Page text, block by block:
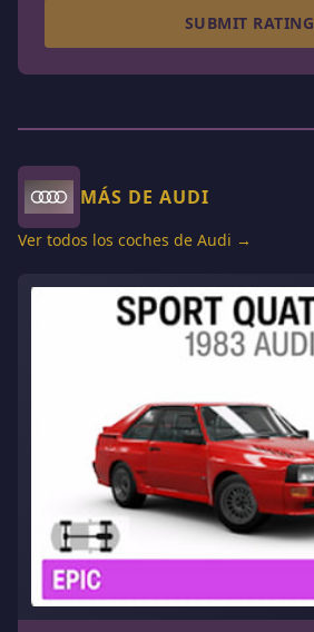
SUBMIT RATING
MÁS DE AUDI
Ver todos los coches de Audi →